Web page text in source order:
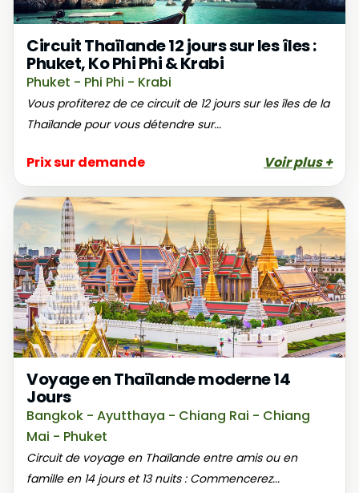
Circuit Thaïlande 12 jours sur les îles :
Phuket, Ko Phi Phi & Krabi
Phuket - Phi Phi - Krabi
Vous profiterez de ce circuit de 12 jours sur les îles de la
Thaïlande pour vous détendre sur...
Prix sur demande Voir plus +
Voyage en Thaïlande moderne 14
Jours
Bangkok - Ayutthaya - Chiang Rai - Chiang
Mai - Phuket
Circuit de voyage en Thaïlande entre amis ou en
famille en 14 jours et 13 nuits : Commencerez...